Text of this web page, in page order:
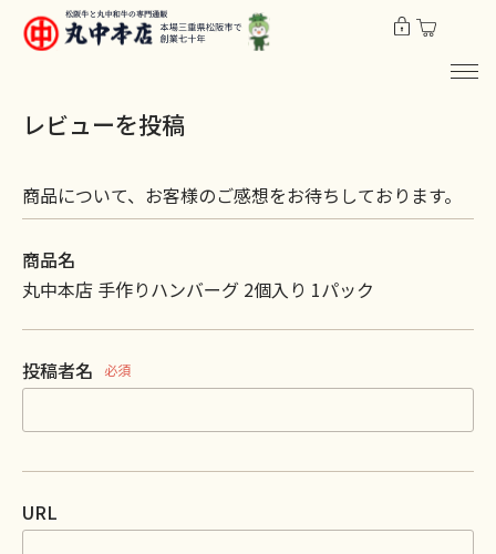
レビューを投稿
商品について、お客様のご感想をお待ちしております。
商品名
丸中本店 手作りハンバーグ 2個入り 1パック
投稿者名 必須
URL